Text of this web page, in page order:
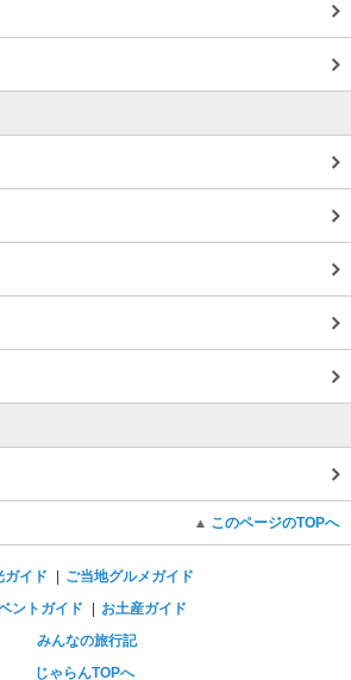
このページのTOPへ
ガイド
ご当地グルメガイド
ントガイド
お土産ガイド
みんなの旅行記
じゃらんTOPへ